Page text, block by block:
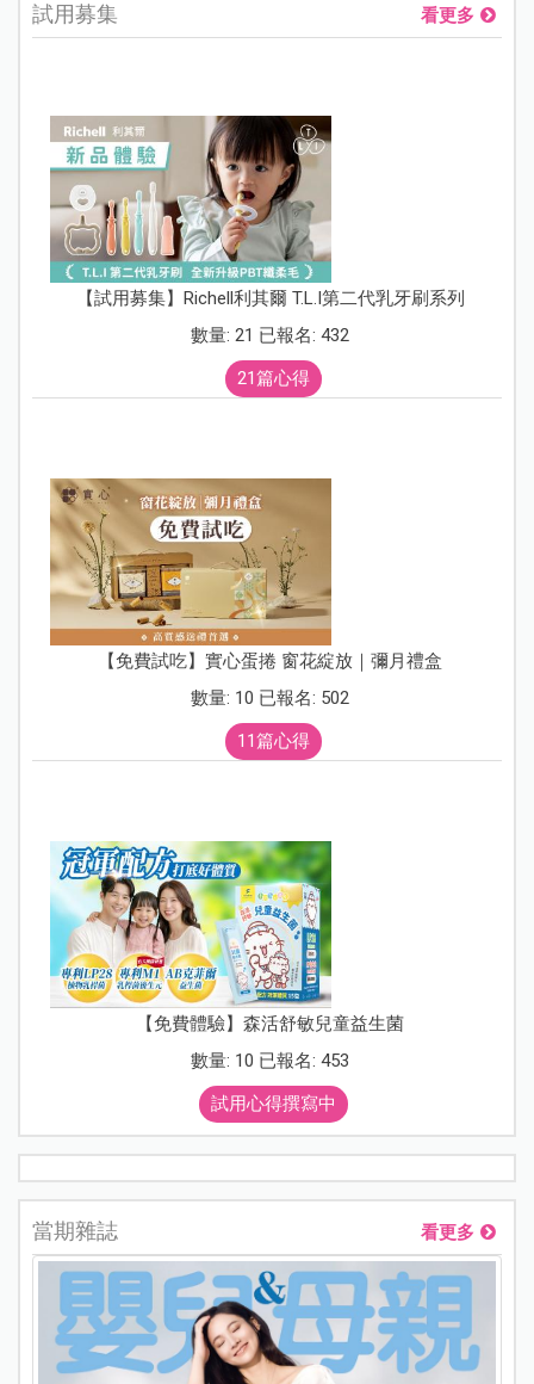
試用募集 看更多
【試用募集】Richell利其爾 T.L.I第二代乳牙刷系列
數量: 21 已報名: 432
21篇心得
【免費試吃】實心蛋捲 窗花綻放｜彌月禮盒
數量: 10 已報名: 502
11篇心得
【免費體驗】森活舒敏兒童益生菌
數量: 10 已報名: 453
試用心得撰寫中
當期雜誌 看更多